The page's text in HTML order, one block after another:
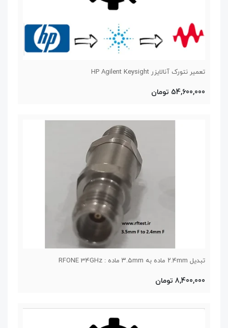
تعمیر نتورک آنالایزر HP Agilent Keysight
54,600,000 تومان
تبدیل ۲.۴mm ماده به ۳.۵mm ماده : RFONE 34GHz
8,400,000 تومان